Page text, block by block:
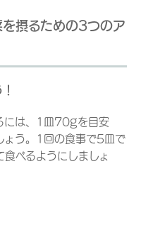
摂るための3つのア
には、1皿70gを目安
う。1回の食事で5皿で
べるようにしましょ